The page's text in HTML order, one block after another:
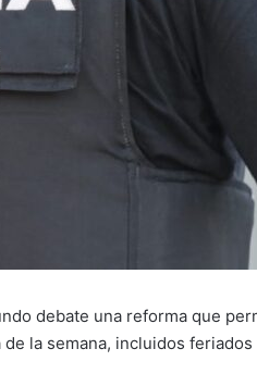
debate una reforma que
la semana, incluidos feriados